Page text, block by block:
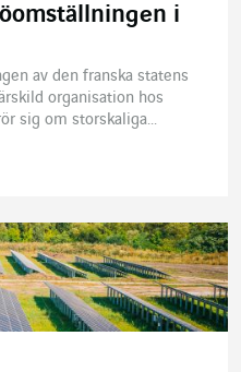
i
av den franska statens
organisation hos
sig om storskaliga...